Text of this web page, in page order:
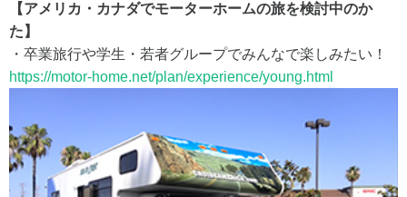
【アメリカ・カナダでモーターホームの旅を検討中のか
た】
・卒業旅行や学生・若者グループでみんなで楽しみたい！
https://motor-home.net/plan/experience/young.html